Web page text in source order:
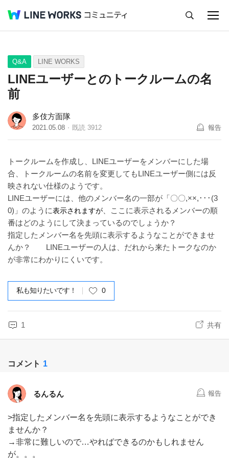
Q&A Tips Ideas
Q&A LINE WORKS
LINEユーザーとのトークルームの名
前
多伎方面隊
2021.05.08 既読 3912 報告
トークルームを作成し、LINEユーザーをメンバーにした場
合、トークルームの名前を変更してもLINEユーザー側には反
映されない仕様のようです。
LINEユーザーには、他のメンバー名の一部が「〇〇,××,･･･(3
0)」のように表示されますが 、ここに表示されるメンバーの順
番はどのようにして決まっているのでしょうか？
指定したメンバー名を先頭に表示するようなことができませ
んか？ LINEユーザーの人は、だれから来たトークなのか
が非常にわかりにくいです。
私も知りたいです！ 0
1 共有
コメント 1
るんるん 報告
>指定したメンバー名を先頭に表示するようなことができ
ませんか？
→非常に難しいので…やればできるのかもしれません
が。。。